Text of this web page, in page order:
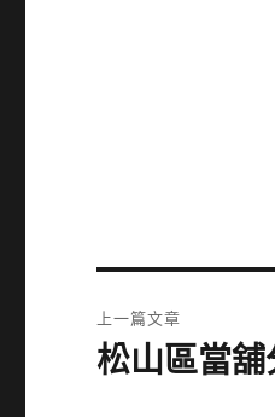
章
上一篇文章
上
松山區當